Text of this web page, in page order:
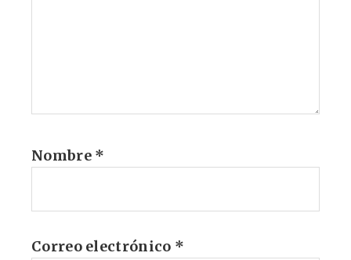
Nombre *
Correo electrónico *